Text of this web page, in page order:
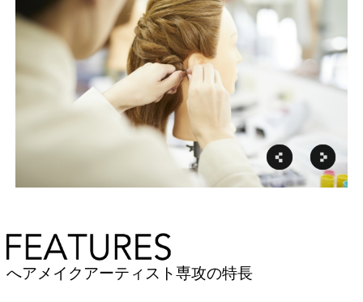
へアメイクアーティスト専攻の特長